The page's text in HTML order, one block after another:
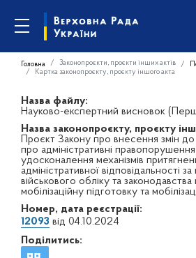
Головна Законопроєкти, проєкти інших актів
Картка законопроєкту, проєкту іншого акта
Назва файлу:
Науково-експертний висновок
Назва законопроєкту, проєкту
Проєкт Закону про внесення змін
про адміністративні
удосконалення механізмів
адміністративної відповідальності
військового обліку та
мобілізаційну підготовку та
Номер, дата реєстрації:
12093 від 04.10.2024
Поділитись: